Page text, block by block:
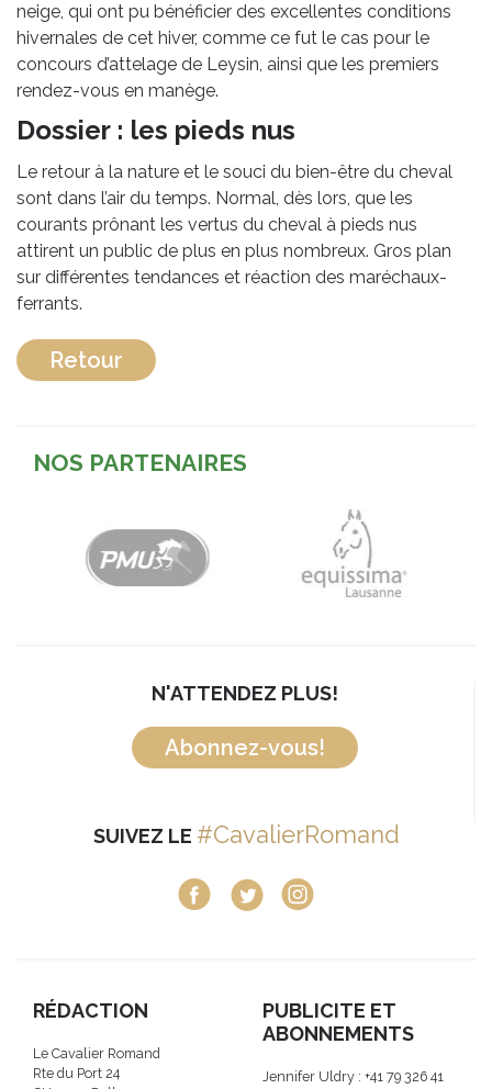
neige, qui ont pu bénéficier des excellentes conditions
hivernales de cet hiver, comme ce fut le cas pour le
concours d’attelage de Leysin, ainsi que les premiers
rendez-vous en manège.
Dossier : les pieds nus
Le retour à la nature et le souci du bien-être du cheval
sont dans l’air du temps. Normal, dès lors, que les
courants prônant les vertus du cheval à pieds nus
attirent un public de plus en plus nombreux. Gros plan
sur différentes tendances et réaction des maréchaux-
ferrants.
Retour
NOS PARTENAIRES
N'ATTENDEZ PLUS!
Abonnez-vous!
SUIVEZ LE #CavalierRomand
RÉDACTION
Le Cavalier Romand
Rte du Port 24
PUBLICITE ET
ABONNEMENTS
Jennifer Uldry : +41 79 326 41